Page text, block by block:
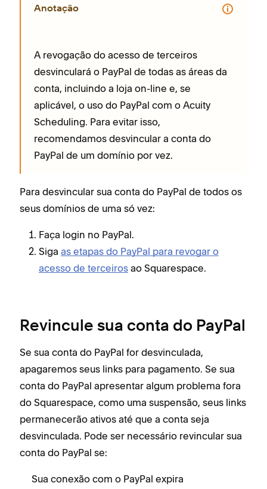
Anotação
A revogação do acesso de terceiros
desvinculará o PayPal de todas as áreas da
conta, incluindo a loja on-line e, se
aplicável, o uso do PayPal com o Acuity
Scheduling. Para evitar isso,
recomendamos desvincular a conta do
PayPal de um domínio por vez.
Para desvincular sua conta do PayPal de todos os
seus domínios de uma só vez:
Faça login no PayPal.
Siga as etapas do PayPal para revogar o
acesso de terceiros ao Squarespace.
Revincule sua conta do PayPal
Se sua conta do PayPal for desvinculada,
apagaremos seus links para pagamento. Se sua
conta do PayPal apresentar algum problema fora
do Squarespace, como uma suspensão, seus links
permanecerão ativos até que a conta seja
desvinculada. Pode ser necessário revincular sua
conta do PayPal se:
Sua conexão com o PayPal expira